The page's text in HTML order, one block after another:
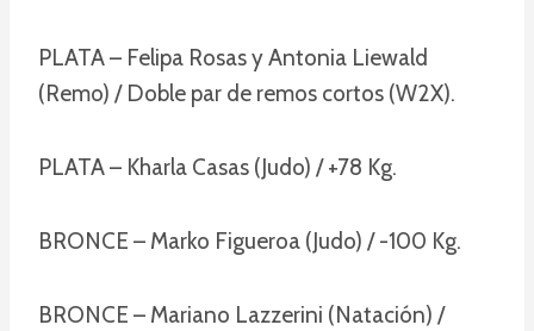
PLATA – Felipa Rosas y Antonia Liewald
(Remo) / Doble par de remos cortos (W2X).
PLATA – Kharla Casas (Judo) / +78 Kg.
BRONCE – Marko Figueroa (Judo) / -100 Kg.
BRONCE – Mariano Lazzerini (Natación) /